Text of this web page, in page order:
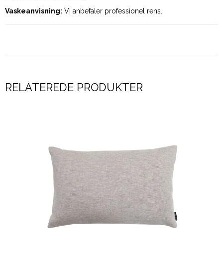
Vaskeanvisning: Vi anbefaler professionel rens.
RELATEREDE PRODUKTER